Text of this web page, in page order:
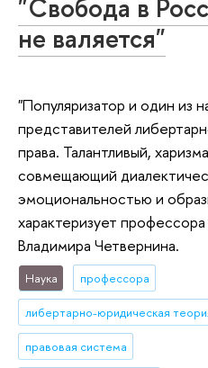
"Свобода в
не валяется"
"Популяризатор и один из
представителей
права. Талантливый,
совмещающий
эмоциональностью и
характеризует
Владимира Четвернина.
Наука профессора
либертарно-юридическая
правовая система